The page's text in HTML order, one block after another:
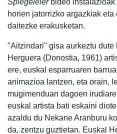
Spiegeleierbideo instalazioak
horien jatorrizko argazkiak
daitezke erakusketan.
"Aitzindari" gisa aurkeztu dute
Herguera (Donostia, 1961)
ere, euskal esparruaren
animazioa lantzen, eta orain,
mugimenduan dagoen
euskal artista bati eskaini
azaldu du Nekane Aranburu
da, zentzu guztietan. Euskal